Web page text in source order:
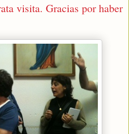
visita. Gracias por haber